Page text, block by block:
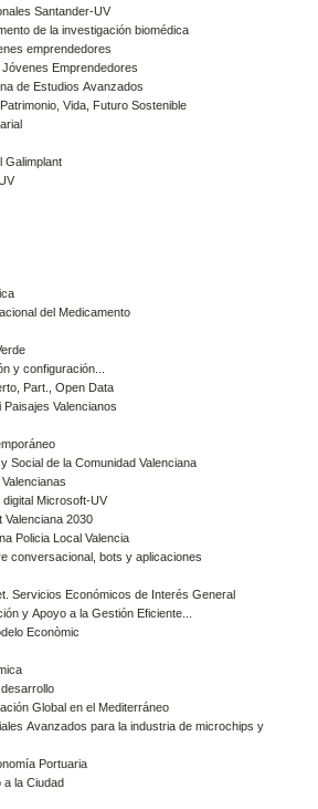
Santander-UV
de la investigación biomédica
emprendedores
Emprendedores
de Estudios Avanzados
Vida, Futuro Sostenible
Galimplant
del Medicamento
y configuración...
Part., Open Data
Valencianos
Social de la Comunidad Valenciana
Microsoft-UV
Valenciana 2030
Policia Local Valencia
conversacional, bots y aplicaciones
Servicios Económicos de Interés General
y Apoyo a la Gestión Eficiente...
Econòmic
Global en el Mediterráneo
Avanzados para la industria de microchips y
Portuaria
a la Ciudad